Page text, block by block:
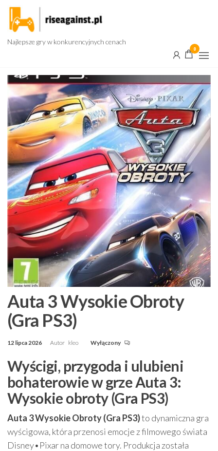
Przejdź
treści
Najlepsze gry w konkurencyjnych cenach
0
Auta 3 Wysokie Obroty
(Gra PS3)
12 lipca 2026 Autor kleo Wyłączony
Wyścigi, przygoda i ulubieni
bohaterowie w grze Auta 3:
Wysokie obroty (Gra PS3)
Auta 3 Wysokie Obroty (Gra PS3)to dynamiczna gra
wyścigowa, która przenosi emocje z filmowego świata
Disney•Pixar na domowe tory. Produkcja została